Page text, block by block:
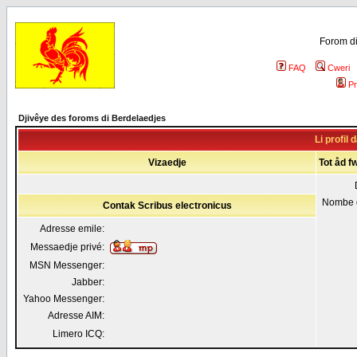
Forom
FAQ
Cweri
Djivêye des foroms di Berdelaedjes
Li profil
Vizaedje Tot åd
Contak Scribus electronicus
Adresse emile:
Messaedje privé:
MSN Messenger:
Jabber:
Yahoo Messenger:
Adresse AIM:
Limero ICQ: